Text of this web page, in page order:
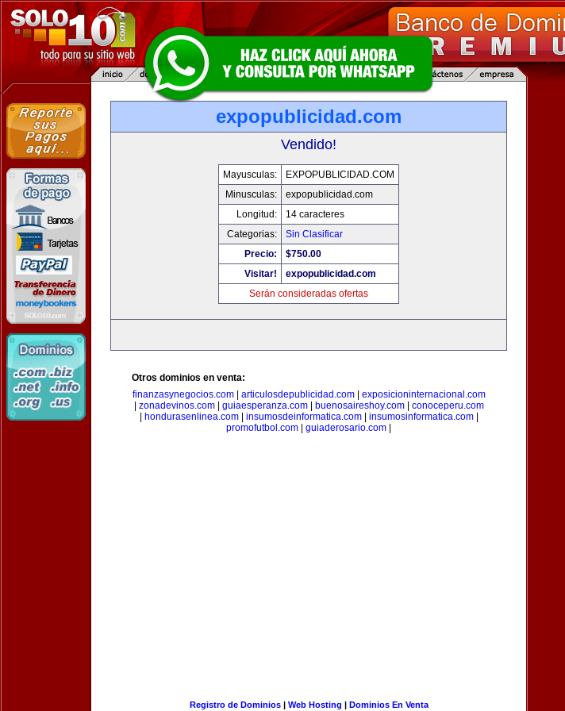
expopublicidad.com
Vendido!
Mayusculas:
EXPOPUBLICIDAD.COM
Minusculas:
expopublicidad.com
Longitud:
14 caracteres
Categorias:
Sin Clasificar
Precio:
$750.00
Visitar!
expopublicidad.com
Serán consideradas ofertas
Otros dominios en venta:
finanzasynegocios.com| articulosdepublicidad.com| exposicioninternacional.com
zonadevinos.com| guiaesperanza.com| buenosaireshoy.com| conoceperu.com
hondurasenlinea.com| insumosdeinformatica.com| insumosinformatica.com|
promofutbol.com
guiaderosario.com
Registro de Dominios| Web Hosting | Dominios En Venta